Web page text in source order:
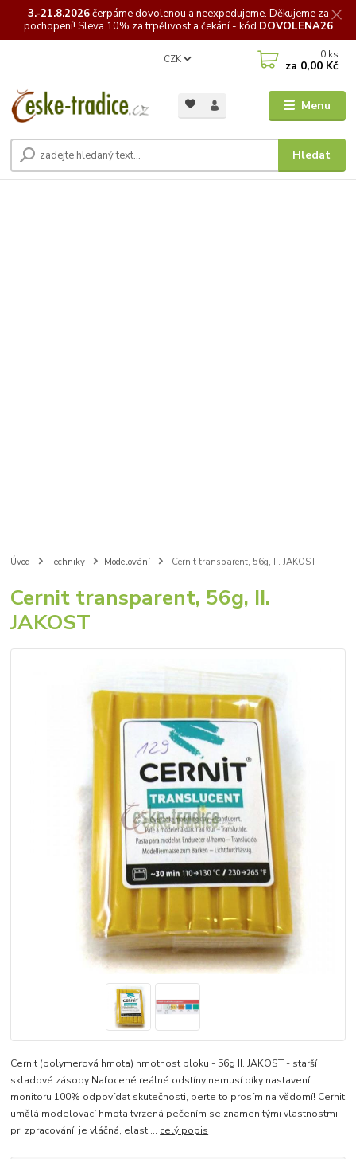
3.-21.8.2026čerpámedovolenou a neexpedujeme. Děkujeme za
pochopení! Sleva 10% za trpělivost a čekání - kód DOVOLENA26
Menu
CZK
Hledat
0 ks
za 0,00 Kč
Úvod Techniky Modelování Cernit transparent, 56g, II. JAKOST
Cernit transparent, 56g, II.
JAKOST
Cernit (polymerová hmota) hmotnost bloku - 56g II. JAKOST - starší
skladové zásoby Nafocené reálné odstíny nemusí díky nastavení
monitoru 100% odpovídat skutečnosti, berte to prosím na vědomí! Cernit
umělá modelovací hmota tvrzená pečením se znamenitými vlastnostmi
pri zpracování: je vláčná, elasti... celý popis